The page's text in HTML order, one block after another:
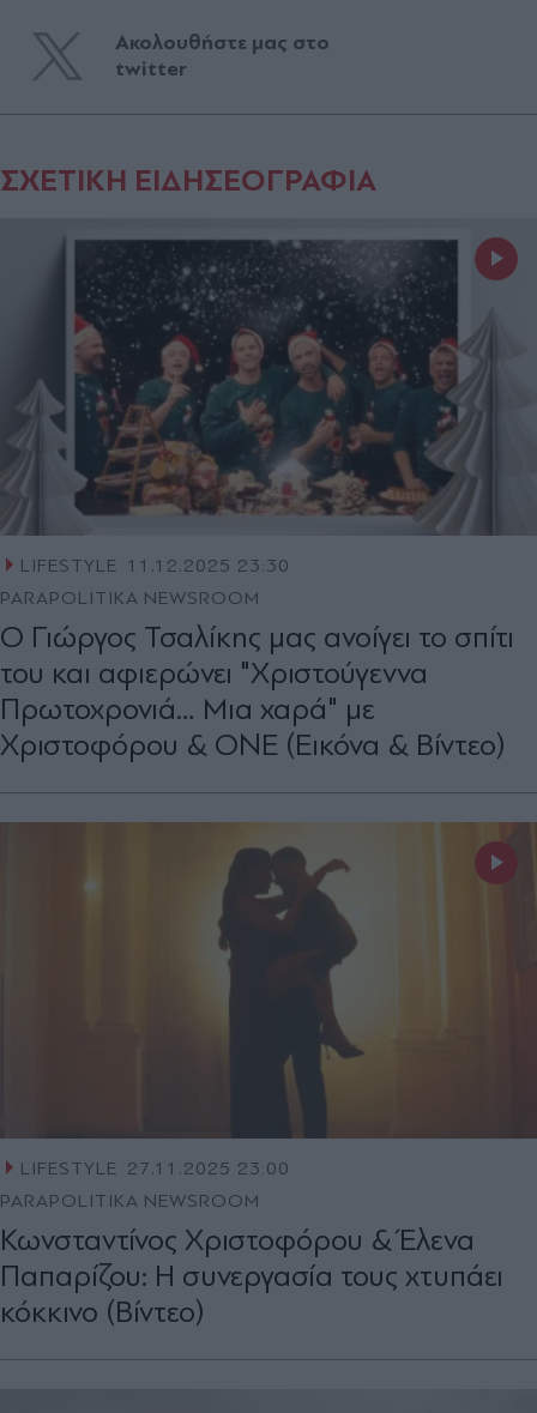
Ακολουθήστε μας στο
twitter
ΣΧΕΤΙΚΗ ΕΙΔΗΣΕΟΓΡΑΦΙΑ
LIFESTYLE
11.12.2025 23:30
PARAPOLITIKA NEWSROOM
Ο Γιώργος Τσαλίκης μας ανοίγει το σπίτι
του και αφιερώνει "Χριστούγεννα
Πρωτοχρονιά… Μια χαρά" με
Χριστοφόρου & ONE (Εικόνα & Βίντεο)
LIFESTYLE 27.11.2025 23:00
PARAPOLITIKA NEWSROOM
Κωνσταντίνος Χριστοφόρου & Έλενα
Παπαρίζου: Η συνεργασία τους χτυπάει
κόκκινο (Βίντεο)